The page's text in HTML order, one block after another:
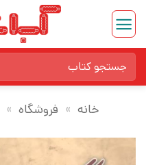
Skip
content
برای:
خانه » فروشگاه »